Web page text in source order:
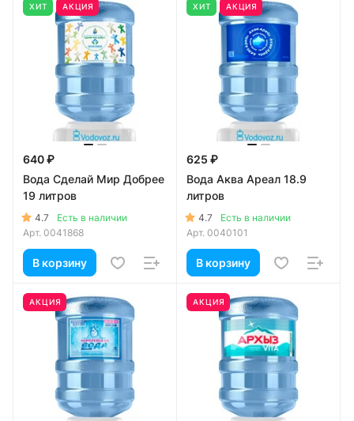
ХИТ АКЦИЯ
640 ₽
Вода Сделай Мир Добрее
19 литров
4.7
Есть в наличии
Арт. 0041868
В корзину
ХИТ АКЦИЯ
625 ₽
Вода Аква Ареал 18.9
литров
4.7
Есть в наличии
Арт. 0040101
В корзину
АКЦИЯ АКЦИЯ